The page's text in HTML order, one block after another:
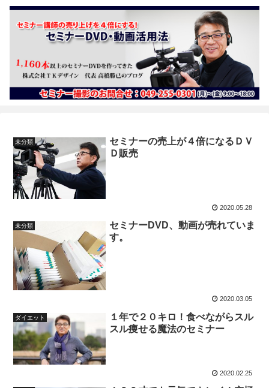
未分類
セミナーの売上が４倍になるＤＶ
Ｄ販売
2020.05.28
未分類
セミナーDVD、動画が売れていま
す。
2020.03.05
ダイエット
１年で２０キロ！食べながらスル
スル痩せる魔法のセミナー
2020.02.25